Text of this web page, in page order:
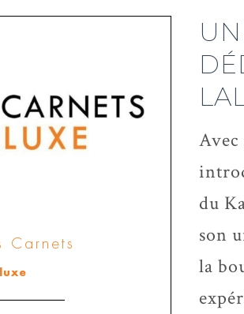
Carnets
du
son
la